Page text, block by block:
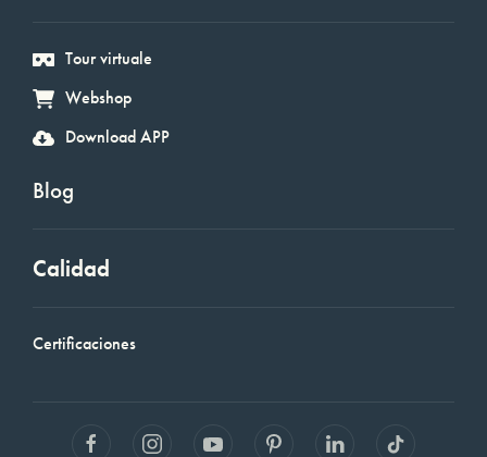
Tour virtuale
Webshop
Download APP
Blog
Calidad
Certificaciones